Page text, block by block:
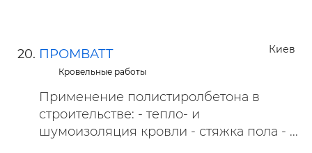
Киев
ПРОМВАТТ
Кровельные работы
Применение полистиролбетона в
строительстве: - тепло- и
шумоизоляция кровли - стяжка пола - ...